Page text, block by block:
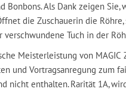
Bonbons. Als Dank zeigen
die Zuschauerin die
verschwundene Tuch in der
Meisterleistung von
und Vortragsanregung zum
nicht enthalten. Rarität 1A,